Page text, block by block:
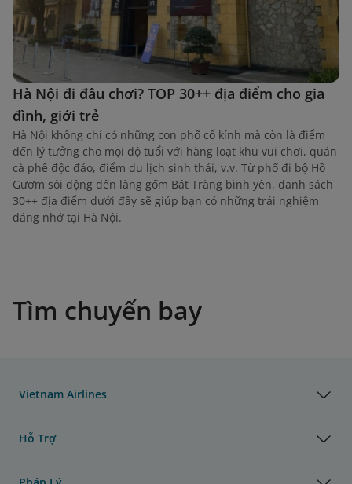
Hà Nội đi đâu chơi? TOP 30++ địa điểm cho gia
đình, giới trẻ
Hà Nội không chỉ có những con phố cổ kính mà còn là điểm
đến lý tưởng cho mọi độ tuổi với hàng loạt khu vui chơi, quán
cà phê độc đáo, điểm du lịch sinh thái, v.v. Từ phố đi bộ Hồ
Gươm sôi động đến làng gốm Bát Tràng bình yên, danh sách
30++ địa điểm dưới đây sẽ giúp bạn có những trải nghiệm
đáng nhớ tại Hà Nội.
Tìm chuyến bay
Vietnam Airlines
Hỗ Trợ